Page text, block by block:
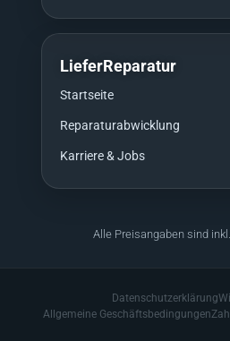
LieferReparatur
Startseite
Reparaturabwicklung
Karriere & Jobs
Alle Preisangaben sind
Datenschutzerklärung
Allgemeine Geschäftsbedingungen